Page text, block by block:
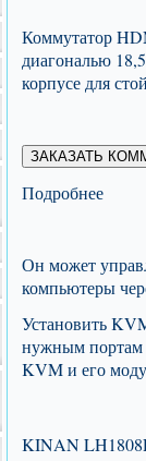
Коммутатор
диагональю
корпусе для
ЗАКАЗАТЬ
Подробнее
Он может
компьютеры
Установить
нужным портам
KVM и его
KINAN